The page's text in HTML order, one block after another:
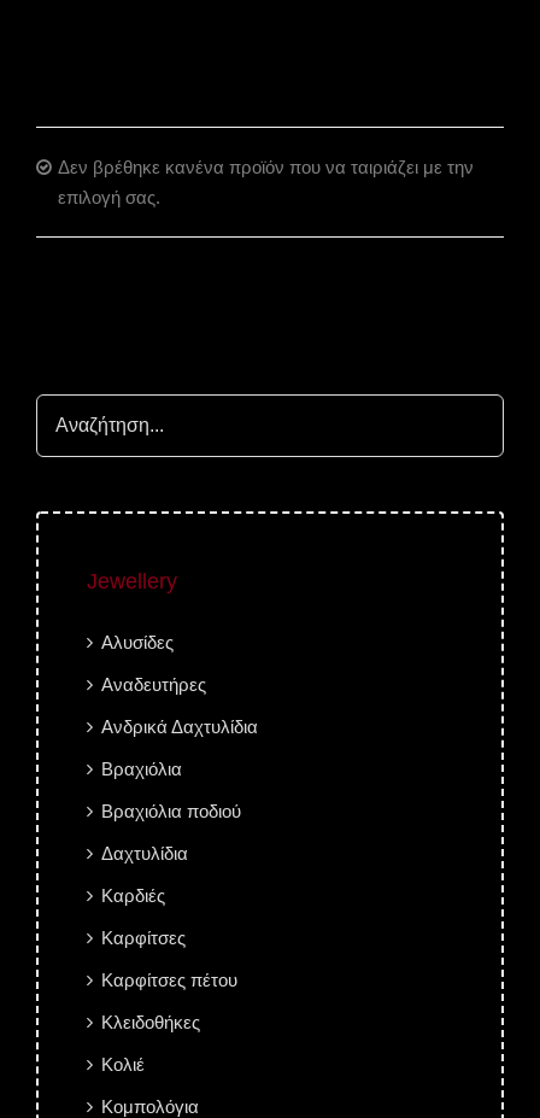
Δεν βρέθηκε κανένα προϊόν που να ταιριάζει με την
επιλογή σας.
Jewellery
Αλυσίδες
Αναδευτήρες
Ανδρικά Δαχτυλίδια
Βραχιόλια
Βραχιόλια ποδιού
Δαχτυλίδια
Καρδιές
Καρφίτσες
Καρφίτσες πέτου
Κλειδοθήκες
Κολιέ
Κομπολόγια